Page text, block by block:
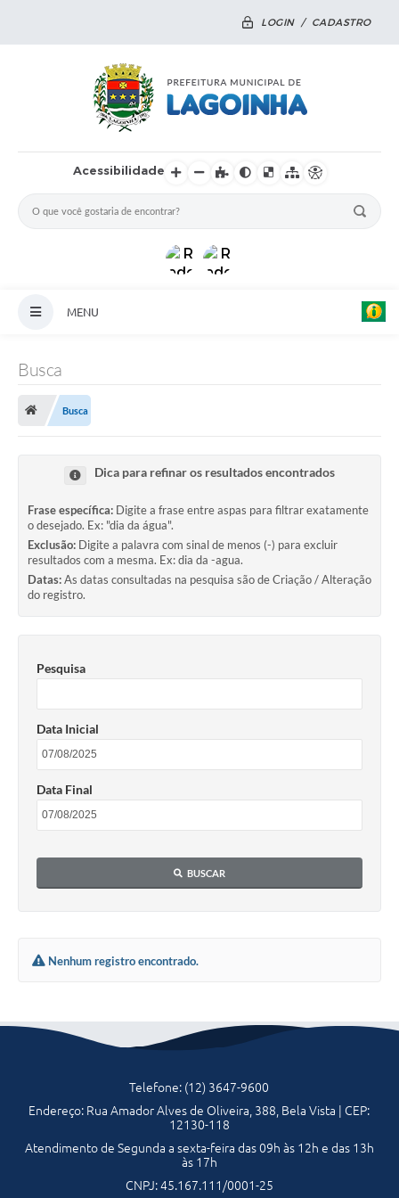
LOGIN / CADASTRO
Acessibilidade
MENU
Turismo
Secretarias
Multimídia
Contato
Formulário elaboração LDO
Formulário Elaboração LOA 2021
FISCAL
Setores Públicos – Telefones
Atualização Cadastral
A Nossa Cidade
Arquivos para Download
Galeria de Vídeos
Busca
Busca
Dica para refinar os resultados encontrados
Frase específica: Digite a frase entre aspas para filtrar exatamente
o desejado. Ex: "dia da água".
Exclusão: Digite a palavra com sinal de menos (-) para excluir
resultados com a mesma. Ex: dia da -agua.
Datas:As datas consultadas na pesquisa são de Criação / Alteração
do registro.
Pesquisa
Data Inicial
Data Final
BUSCAR
Nenhum registro encontrado.
Telefone: (12) 3647-9600
Endereço: Rua Amador Alves de Oliveira, 388, Bela Vista | CEP:
12130-118
Atendimento de Segunda a sexta-feira das 09h às 12h e das 13h
às 17h
CNPJ: 45.167.111/0001-25